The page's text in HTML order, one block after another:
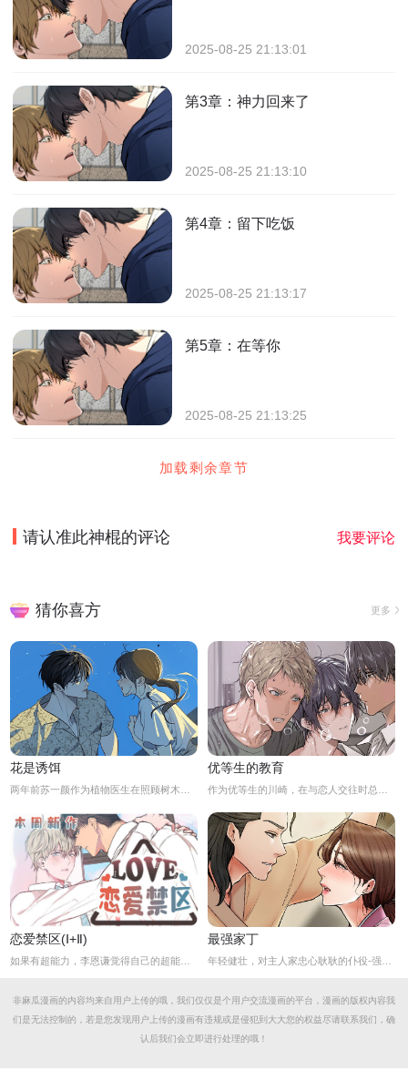
2025-08-25 21:13:01
第3章：神力回来了
2025-08-25 21:13:10
第4章：留下吃饭
2025-08-25 21:13:17
第5章：在等你
2025-08-25 21:13:25
加载剩余章节
请认准此神棍的评论 我要评论
猜你喜方 更多
花是诱饵 优等生的教育
恋爱禁区(Ⅰ+Ⅱ)
如果有超能力，李恩谦觉得自己的超能力一定是垃圾回收站。为什么从小到他，他交往的人全是渣男呢？？他除了颜控，对于对象真的不挑的啊！！直到他严厉的上司，他的外貌理想型，对他表现出似有若无的好感……他一定喜欢自己吧？这次有希望摆脱渣男了！少年人，太天真啦，非酋是一辈子的事哟。
最强家丁
年轻健壮，对主人家忠心耿耿的仆役-强石，某夜意外目睹大监夫人自我安慰的画面。明知眼前是个火坑，他仍然义无返顾地跳了下去！「夫人，小的乐意填补你空虚寂寞的心灵…」
非麻瓜漫画的内容均来自用户上传的哦，我们仅仅是个用户交流漫画的平台，漫画的版权内容我
们是无法控制的，若是您发现用户上传的漫画有违规或是侵犯到大大您的权益尽请联系我们，确
认后我们会立即进行处理的哦！